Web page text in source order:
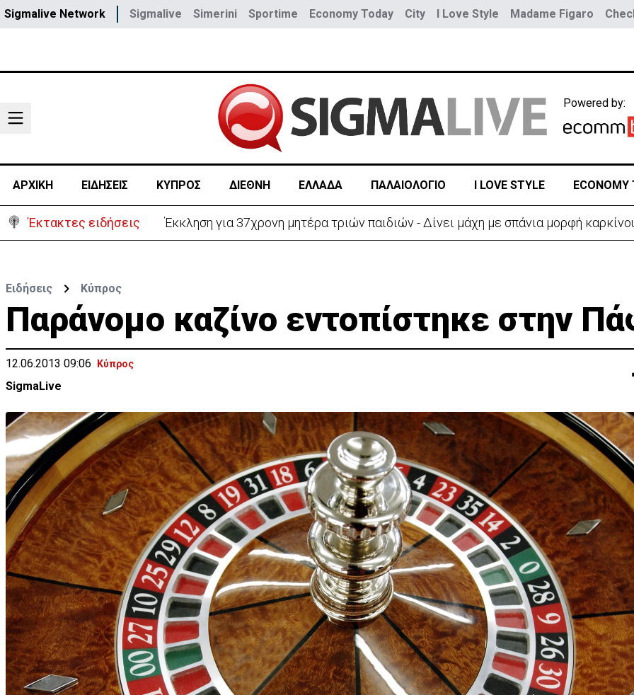
Sigmalive Network Sigmalive Simerini Sportime Economy Today City I Love Style Madame Figaro
Powered by:
ΑΡΧΙΚΗ ΕΙΔΗΣΕΙΣ ΚΥΠΡΟΣ ΔΙΕΘΝΗ ΕΛΛΑΔΑ ΠΑΛΑΙΟΛΟΓΙΟ I LOVE STYLE ECONOMY
Έκτακτες ειδήσεις Έκκληση για 37χρονη μητέρα τριών παιδιών - Δίνει μάχη με σπάνια μορφή
Ειδήσεις Κύπρος
Παράνομο καζίνο εντοπίστηκε στην
12.06.2013 09:06 Κύπρος
SigmaLive